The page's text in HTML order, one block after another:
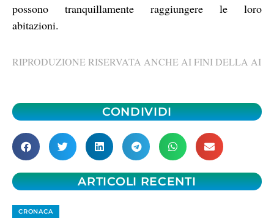
possono tranquillamente raggiungere le loro
abitazioni.
RIPRODUZIONE RISERVATA ANCHE AI FINI DELLA AI
CONDIVIDI
ARTICOLI RECENTI
CRONACA